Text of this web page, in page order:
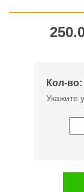
Кол-во:
Укажите